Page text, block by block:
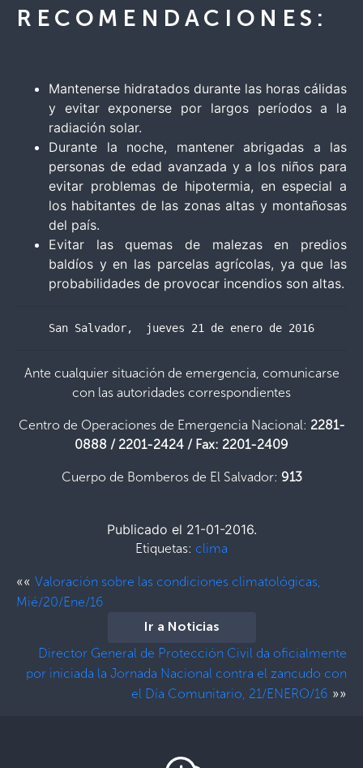
RECOMENDACIONES:
Mantenerse hidratados durante las horas cálidas
y evitar exponerse por largos períodos a la
radiación solar.
Durante la noche, mantener abrigadas a las
personas de edad avanzada y a los niños para
evitar problemas de hipotermia, en especial a
los habitantes de las zonas altas y montañosas
del país.
Evitar las quemas de malezas en predios
baldíos y en las parcelas agrícolas, ya que las
probabilidades de provocar incendios son altas.
San Salvador,  jueves 21 de enero de 2016
Ante cualquier situación de emergencia, comunicarse
con las autoridades correspondientes
Centro de Operaciones de Emergencia Nacional: 2281-
0888 / 2201-2424 / Fax: 2201-2409
Cuerpo de Bomberos de El Salvador: 913
Publicado el 21-01-2016.
Etiquetas: clima
«« Valoración sobre las condiciones climatológicas,
Mié/20/Ene/16
Ir a Noticias
Director General de Protección Civil da oficialmente
por iniciada la Jornada Nacional contra el zancudo con
el Día Comunitario, 21/ENERO/16 »»